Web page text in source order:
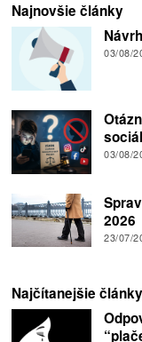
Najnovšie články
03/08/
03/08/
2026
23/07/
Najčítanejšie články